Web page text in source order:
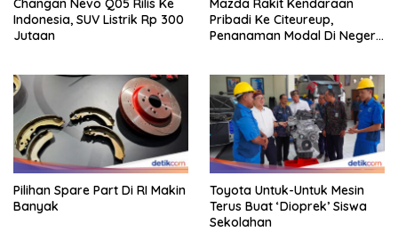
Changan Nevo Q05 Rilis Ke
Indonesia, SUV Listrik Rp 300
Jutaan
Mazda Rakit Kendaraan
Pribadi Ke Citeureup,
Penanaman Modal Di Negeri
Pilihan Spare Part Di RI Makin
Banyak
Toyota Untuk-Untuk Mesin
Terus Buat ‘Dioprek’ Siswa
Sekolahan